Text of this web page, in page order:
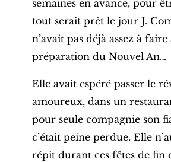
semaines en avance, pour
tout serait prêt le jour J.
n’avait pas déjà assez à faire
préparation du Nouvel An…
Elle avait espéré passer le
amoureux, dans un
pour seule compagnie son
c’était peine perdue. Elle
répit durant ces fêtes de fin